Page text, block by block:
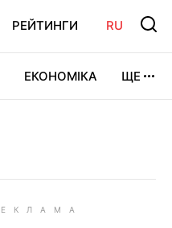
РЕЙТИНГИ RU
ЕКОНОМІКА ЩЕ